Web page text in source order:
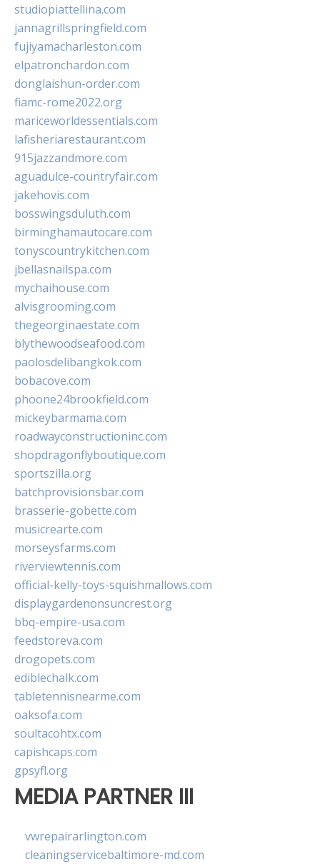
studiopiattellina.com
jannagrillspringfield.com
fujiyamacharleston.com
elpatronchardon.com
donglaishun-order.com
fiamc-rome2022.org
mariceworldessentials.com
lafisheriarestaurant.com
915jazzandmore.com
aguadulce-countryfair.com
jakehovis.com
bosswingsduluth.com
birminghamautocare.com
tonyscountrykitchen.com
jbellasnailspa.com
mychaihouse.com
alvisgrooming.com
thegeorginaestate.com
blythewoodseafood.com
paolosdelibangkok.com
bobacove.com
phoone24brookfield.com
mickeybarmama.com
roadwayconstructioninc.com
shopdragonflyboutique.com
sportszilla.org
batchprovisionsbar.com
brasserie-gobette.com
musicrearte.com
morseysfarms.com
riverviewtennis.com
official-kelly-toys-squishmallows.com
displaygardenonsuncrest.org
bbq-empire-usa.com
feedstoreva.com
drogopets.com
ediblechalk.com
tabletennisnearme.com
oaksofa.com
soultacohtx.com
capishcaps.com
gpsyfl.org
MEDIA PARTNER III
vwrepairarlington.com
cleaningservicebaltimore-md.com